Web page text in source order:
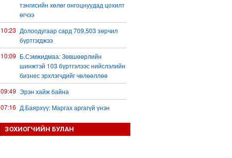
тэнгисийн хөлөг онгоцнуудад цохилт
өгчээ
10:23 Долоодугаар сард 709,503 зөрчил
бүртгэгджээ
10:09 Б.Сэмжидмаа: Зөвшөөрлийн
шинжтэй 103 бүртгэлээс нийслэлийн
бизнес эрхлэгчдийг чөлөөллөө
09:49 Эрэн хайж байна
07:16 Д.Баярхүү: Маргах аргагүй үнэн
07:01 Kyeong Min: Олон улсын тэмцээнд
жижиг алдаа хүртэл тоглолтын хувь
ЗОХИОГЧИЙН БУЛАН